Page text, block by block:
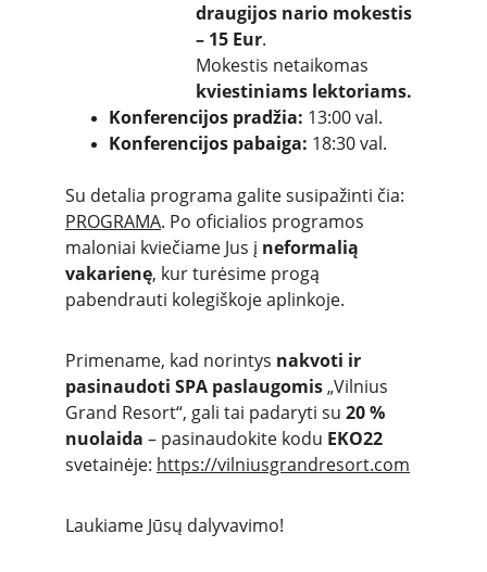
draugijos nario mokestis
– 15 Eur.
Mokestis netaikomas
kviestiniams lektoriams.
Konferencijos pradžia: 13:00 val.
Konferencijos pabaiga: 18:30 val.
Su detalia programa galite susipažinti čia:
PROGRAMA. Po oficialios programos
maloniai kviečiame Jus į neformalią
vakarienę, kur turėsime progą
pabendrauti kolegiškoje aplinkoje.
Primename, kad norintys nakvoti ir
pasinaudoti SPA paslaugomis „Vilnius
Grand Resort“, gali tai padaryti su 20 %
nuolaida – pasinaudokite kodu EKO22
svetainėje: https://vilniusgrandresort.com
Laukiame Jūsų dalyvavimo!